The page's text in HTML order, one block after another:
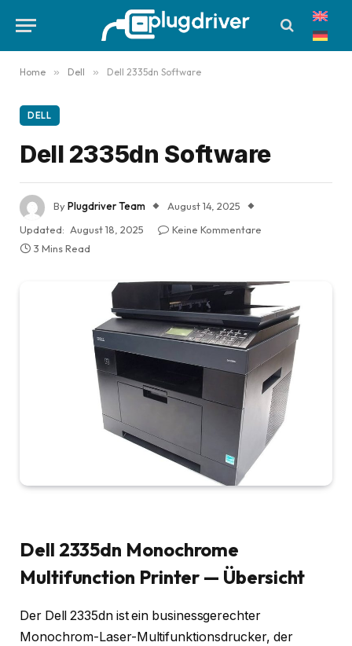
Home » Dell » Dell 2335dn Software
DELL
Dell 2335dn Software
ByPlugdriver Team
August 14, 2025
Updated: August 18, 2025
Keine Kommentare
3 Mins Read
Dell 2335dn Monochrome
Multifunction Printer — Übersicht
Der Dell 2335dn ist ein businessgerechter
Monochrom-Laser-Multifunktionsdrucker, der